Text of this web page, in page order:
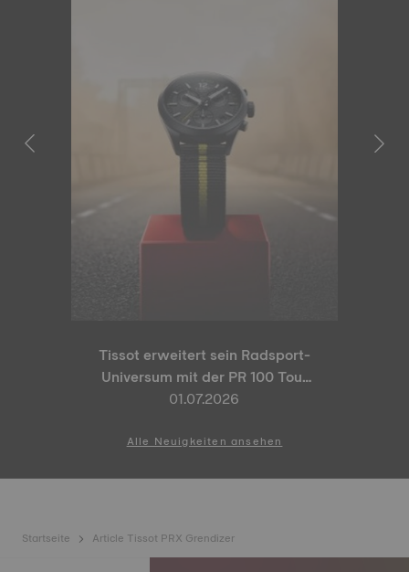
Tissot erweitert sein Radsport-
Universum mit der PR 100 Tour
de France 2026 Special Edition
01.07.2026
Alle Neuigkeiten ansehen
Startseite Article Tissot PRX Grendizer